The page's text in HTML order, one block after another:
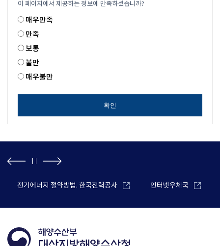
이 페이지에서 제공하는 정보에 만족하셨습니까?
매우만족
만족
보통
불만
매우불만
확인
전기에너지 절약방법. 한국전력공사 인터넷우체국